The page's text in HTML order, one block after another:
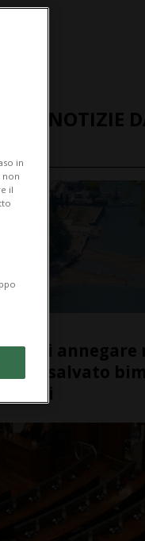
NOTIZIE
di annegare
salvato
in
non
il